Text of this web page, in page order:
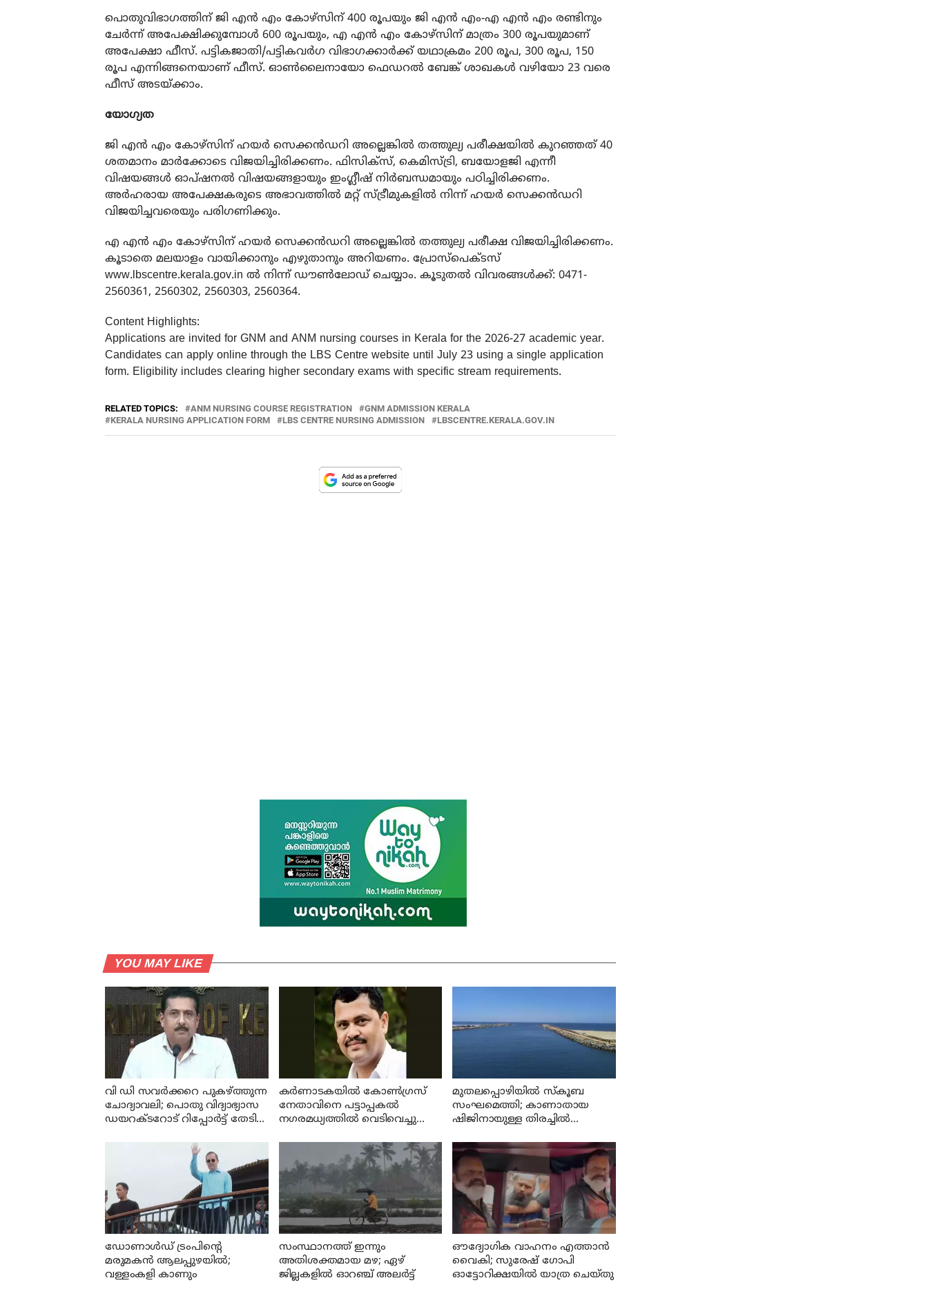
പൊതുവിഭാഗത്തിന് ജി എൻ എം കോഴ്‌സിന് 400 രൂപയും ജി എൻ എം-എ എൻ എം രണ്ടിനും
ചേർന്ന് അപേക്ഷിക്കുമ്പോൾ 600 രൂപയും, എ എൻ എം കോഴ്‌സിന് മാത്രം 300 രൂപയുമാണ്
അപേക്ഷാ ഫീസ്. പട്ടികജാതി/പട്ടികവർഗ വിഭാഗക്കാർക്ക് യഥാക്രമം 200 രൂപ, 300 രൂപ, 150
രൂപ എന്നിങ്ങനെയാണ് ഫീസ്. ഓൺലൈനായോ ഫെഡറൽ ബേങ്ക് ശാഖകൾ വഴിയോ 23 വരെ
ഫീസ് അടയ്ക്കാം.
യോഗ്യത
ജി എൻ എം കോഴ്‌സിന് ഹയർ സെക്കൻഡറി അല്ലെങ്കിൽ തത്തുല്യ പരീക്ഷയിൽ കുറഞ്ഞത് 40
ശതമാനം മാർക്കോടെ വിജയിച്ചിരിക്കണം. ഫിസിക്സ്, കെമിസ്ട്രി, ബയോളജി എന്നീ
വിഷയങ്ങൾ ഓപ്ഷനൽ വിഷയങ്ങളായും ഇംഗ്ലീഷ് നിർബന്ധമായും പഠിച്ചിരിക്കണം.
അർഹരായ അപേക്ഷകരുടെ അഭാവത്തിൽ മറ്റ് സ്ട്രീമുകളിൽ നിന്ന് ഹയർ സെക്കൻഡറി
വിജയിച്ചവരെയും പരിഗണിക്കും.
എ എൻ എം കോഴ്‌സിന് ഹയർ സെക്കൻഡറി അല്ലെങ്കിൽ തത്തുല്യ പരീക്ഷ വിജയിച്ചിരിക്കണം.
കൂടാതെ മലയാളം വായിക്കാനും എഴുതാനും അറിയണം. പ്രോസ്പെക്ടസ്
www.lbscentre.kerala.gov.in ൽ നിന്ന് ഡൗൺലോഡ് ചെയ്യാം. കൂടുതൽ വിവരങ്ങൾക്ക്: 0471-
2560361, 2560302, 2560303, 2560364.
Content Highlights:
Applications are invited for GNM and ANM nursing courses in Kerala for the 2026-27 academic year.
Candidates can apply online through the LBS Centre website until July 23 using a single application
form. Eligibility includes clearing higher secondary exams with specific stream requirements.
RELATED TOPICS: ANM NURSING COURSE REGISTRATION
GNM ADMISSION KERALA
KERALA NURSING APPLICATION FORM
LBS CENTRE NURSING ADMISSION LBSCENTRE.KERALA.GOV.IN
YOU MAY LIKE
വി ഡി സവര്‍ക്കറെ പുകഴ്ത്തുന്ന
ചോദ്യാവലി; പൊതു വിദ്യാഭ്യാസ
ഡയറക്ടറോട് റിപ്പോര്‍ട്ട് തേടി
കര്‍ണാടകയില്‍ കോണ്‍ഗ്രസ്
നേതാവിനെ പട്ടാപ്പകല്‍
നഗരമധ്യത്തില്‍ വെടിവെച്ചു
മുതലപ്പൊഴിയില്‍ സ്‌കൂബ
സംഘമെത്തി; കാണാതായ
ഷിജിനായുള്ള തിരച്ചില്‍
ഡോണാള്‍ഡ് ട്രംപിന്റെ
മരുമകന്‍ ആലപ്പുഴയിൽ;
വള്ളംകളി കാണും
സംസ്ഥാനത്ത് ഇന്നും
അതിശക്തമായ മഴ; ഏഴ്
ജില്ലകളില്‍ ഓറഞ്ച് അലര്‍ട്ട്
ഔദ്യോഗിക വാഹനം എത്താന്‍
വൈകി; സുരേഷ് ഗോപി
ഓട്ടോറിക്ഷയില്‍ യാത്ര ചെയ്തു